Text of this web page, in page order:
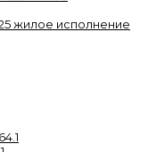
жилое исполнение